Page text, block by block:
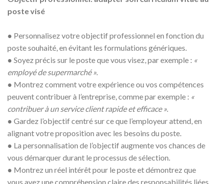
poste visé
● Personnalisez votre objectif professionnel en fonction du
poste souhaité, en évitant les formulations génériques.
● Soyez précis sur le poste que vous visez, par exemple : «
employé de supermarché ».
● Montrez comment votre expérience ou vos compétences
peuvent contribuer à l’entreprise, comme par exemple : «
contribuer à un service client rapide et efficace ».
● Gardez l’objectif centré sur ce que l’employeur attend, en
alignant votre proposition avec les besoins du poste.
● La personnalisation de l’objectif augmente vos chances de
vous démarquer durant le processus de sélection.
● Montrez un réel intérêt pour le poste et démontrez que
vous avez une compréhension claire des responsabilités liées